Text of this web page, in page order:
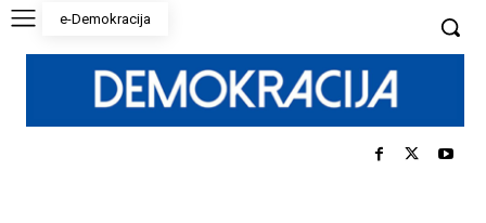
e-Demokracija